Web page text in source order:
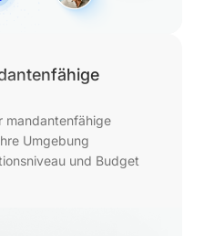
mandantenfähige
Umgebung
und Budget